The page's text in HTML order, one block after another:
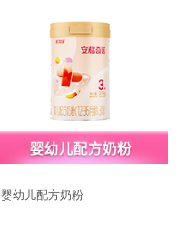
婴幼儿配方奶粉